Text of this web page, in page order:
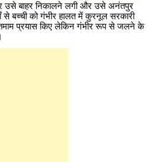
उसे बाहर निकालने लगी और उसे अनंतपुर
से बच्ची को गंभीर हालत में कुरनूल सरकारी
प्रयास किए लेकिन गंभीर रूप से जलने के